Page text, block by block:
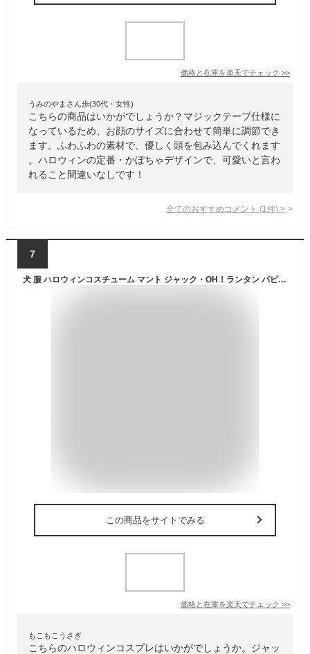
価格と在庫を楽天でチェック >>
うみのやまさん歩(30代・女性)
こちらの商品はいかがでしょうか？マジックテープ仕様に
なっているため、お顔のサイズに合わせて簡単に調節でき
ます。ふわふわの素材で、優しく頭を包み込んでくれます
。ハロウィンの定番・かぼちゃデザインで、可愛いと言わ
れること間違いなしです！
全てのおすすめコメント (1 件) >
7
犬 服 ハロウィンコスチューム マント ジャック・OH！ランタン パピー 超小型犬 S コスプレマント ハロウィーン ドッグウェア
この商品をサイトでみる
価格と在庫を楽天でチェック >>
もこもこうさぎ
こちらのハロウィンコスプレはいかがでしょうか。ジャッ